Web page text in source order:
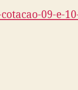
09-e-